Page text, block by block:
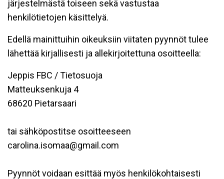
järjestelmästä toiseen sekä vastustaa
henkilötietojen käsittelyä.
Edellä mainittuihin oikeuksiin viitaten pyynnöt tulee
lähettää kirjallisesti ja allekirjoitettuna osoitteella:
Jeppis FBC / Tietosuoja
Matteuksenkuja 4
68620 Pietarsaari
tai sähköpostitse osoitteeseen
carolina.isomaa@gmail.com
Pyynnöt voidaan esittää myös henkilökohtaisesti